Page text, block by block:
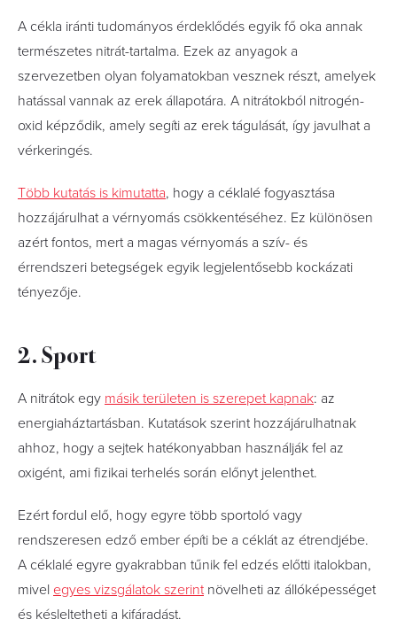
A cékla iránti tudományos érdeklődés egyik fő oka annak
természetes nitrát-tartalma. Ezek az anyagok a
szervezetben olyan folyamatokban vesznek részt, amelyek
hatással vannak az erek állapotára. A nitrátokból nitrogén-
oxid képződik, amely segíti az erek tágulását, így javulhat a
vérkeringés.
Több kutatás is kimutatta, hogy a céklalé fogyasztása
hozzájárulhat a vérnyomás csökkentéséhez. Ez különösen
azért fontos, mert a magas vérnyomás a szív- és
érrendszeri betegségek egyik legjelentősebb kockázati
tényezője.
2. Sport
A nitrátok egy másik területen is szerepet kapnak: az
energiaháztartásban. Kutatások szerint hozzájárulhatnak
ahhoz, hogy a sejtek hatékonyabban használják fel az
oxigént, ami fizikai terhelés során előnyt jelenthet.
Ezért fordul elő, hogy egyre több sportoló vagy
rendszeresen edző ember építi be a céklát az étrendjébe.
A céklalé egyre gyakrabban tűnik fel edzés előtti italokban,
mivel egyes vizsgálatok szerintnövelheti az állóképességet
és késleltetheti a kifáradást.